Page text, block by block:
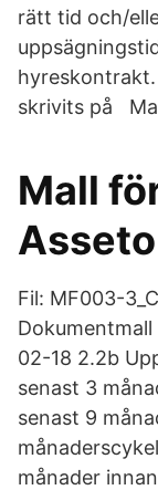
rätt tid och/
skrivits på
Mall
Fil: MF003-
02-18 2.2b
senast 3
senast 9
månader